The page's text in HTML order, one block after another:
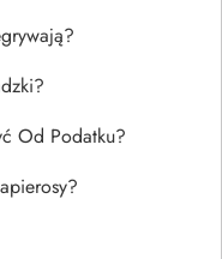
Od Podatku?